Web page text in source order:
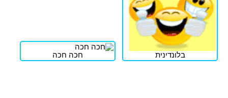
בלונדינית חכה חכה